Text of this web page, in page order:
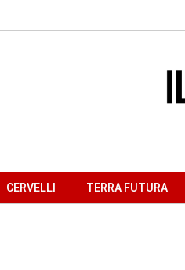
CERVELLI TERRA FUTURA